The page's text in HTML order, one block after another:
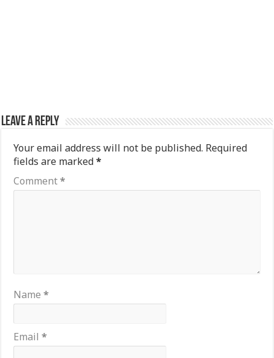
Leave a Reply
Your email address will not be published. Required
fields are marked*
Comment*
Name*
Email*